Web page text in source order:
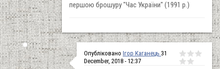
першою брошуру "Час України" (1991 р.)
Опубліковано Ігор Каганець 31
December, 2018 - 12:37